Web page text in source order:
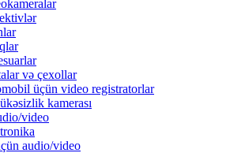
və çexollar
üçün video registratorlar
kamerası
video
audio/video